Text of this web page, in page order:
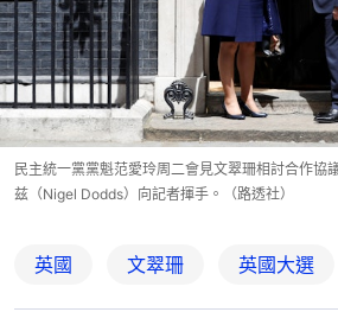
民主統一黨黨魁范愛玲周二會見文翠珊相討合作協
兹（Nigel Dodds）向記者揮手。（路透社）
英國 文翠珊 英國大選